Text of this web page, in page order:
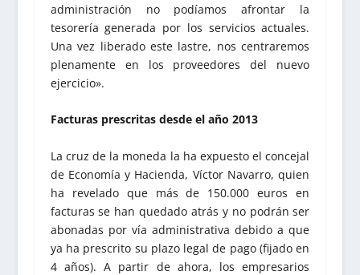
administración no podíamos afrontar la
tesorería generada por los servicios actuales.
Una vez liberado este lastre, nos centraremos
plenamente en los proveedores del nuevo
ejercicio».
Facturas prescritas desde el año 2013
La cruz de la moneda la ha expuesto el concejal
de Economía y Hacienda, Víctor Navarro, quien
ha revelado que más de 150.000 euros en
facturas se han quedado atrás y no podrán ser
abonadas por vía administrativa debido a que
ya ha prescrito su plazo legal de pago (fijado en
4 años). A partir de ahora, los empresarios